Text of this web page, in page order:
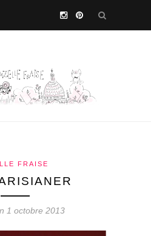
FRAISE
1 octobre 2013